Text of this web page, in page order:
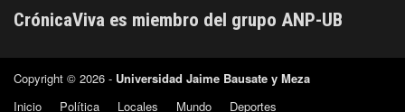
CrónicaViva es miembro del grupo ANP-UB
Copyright © 2026 - Universidad Jaime Bausate y Meza
Inicio
Política Locales Mundo Deportes